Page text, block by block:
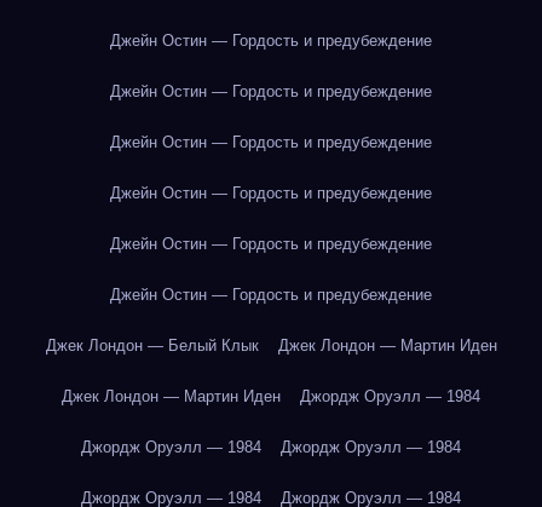
Джейн Остин — Гордость и предубеждение
Джейн Остин — Гордость и предубеждение
Джейн Остин — Гордость и предубеждение
Джейн Остин — Гордость и предубеждение
Джейн Остин — Гордость и предубеждение
Джейн Остин — Гордость и предубеждение
Джек Лондон — Белый Клык Джек Лондон — Мартин Иден
Джек Лондон — Мартин Иден Джордж Оруэлл — 1984
Джордж Оруэлл — 1984 Джордж Оруэлл — 1984
Джордж Оруэлл — 1984 Джордж Оруэлл — 1984